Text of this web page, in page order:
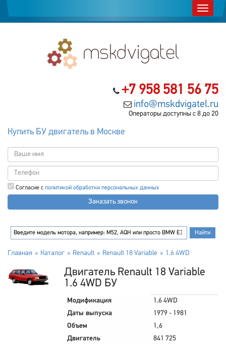
+7 958 581 56 75
info@mskdvigatel.ru
Операторы доступны с 8 до 20
Купить БУ двигатель в Москве
Согласие с политикой обработки персональных данных
Заказать звонок
Главная Каталог Renault Renault 18 Variable 1.6 4WD
Двигатель Renault 18 Variable
1.6 4WD БУ
Модификация
1.6 4WD
Даты выпуска
1979 - 1981
Объем
1,6
Двигатель
841 725